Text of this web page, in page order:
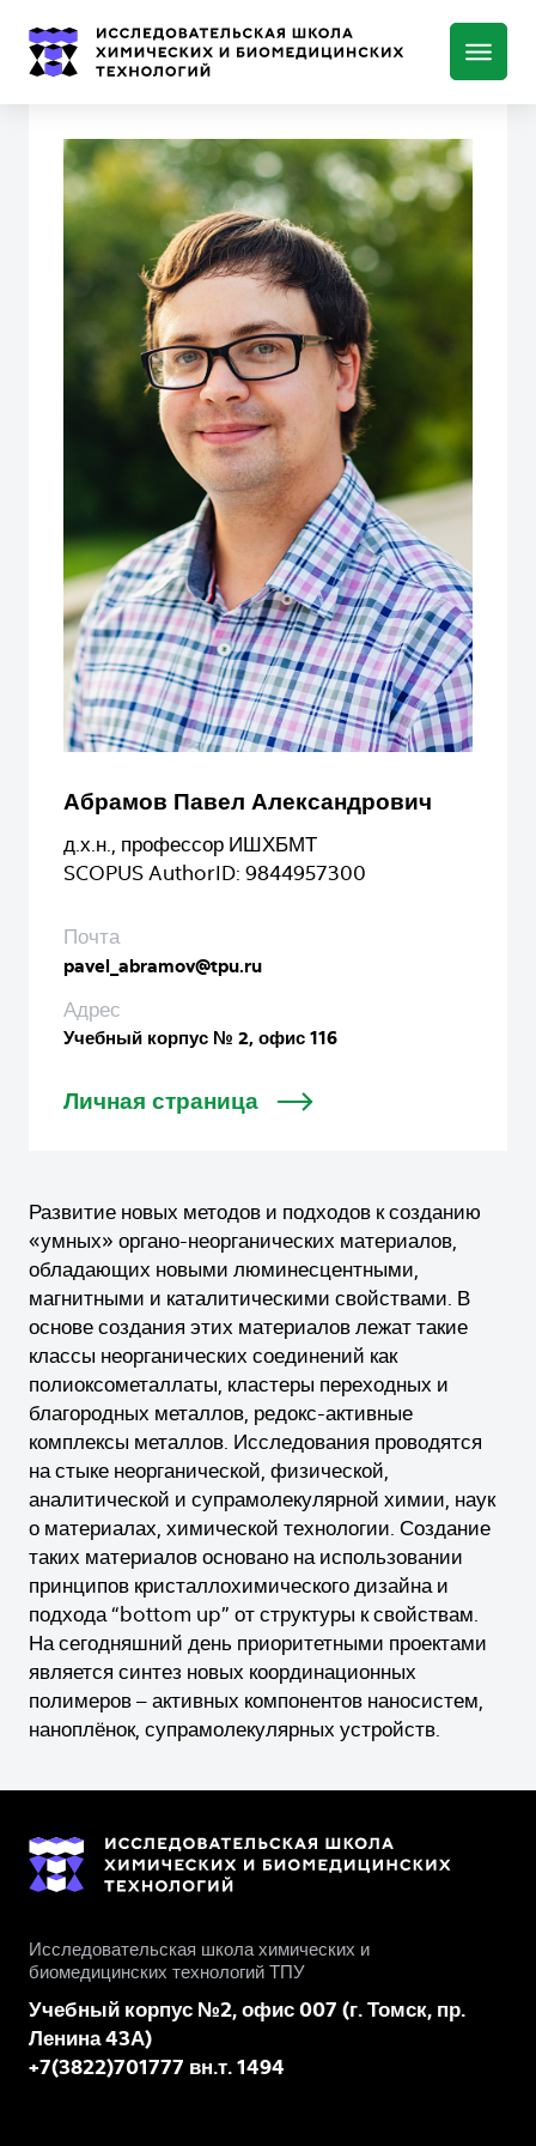
Абрамов Павел Александрович
д.х.н., профессор ИШХБМТ
SCOPUS AuthorID: 9844957300
Почта
pavel_abramov@tpu.ru
Адрес
Учебный корпус № 2, офис 116
Личная страница
Развитие новых методов и подходов к созданию
«умных» органо-неорганических материалов,
обладающих новыми люминесцентными,
магнитными и каталитическими свойствами. В
основе создания этих материалов лежат такие
классы неорганических соединений как
полиоксометаллаты, кластеры переходных и
благородных металлов, редокс-активные
комплексы металлов. Исследования проводятся
на стыке неорганической, физической,
аналитической и супрамолекулярной химии, наук
о материалах, химической технологии. Создание
таких материалов основано на использовании
принципов кристаллохимического дизайна и
подхода “bottom up” от структуры к свойствам.
На сегодняшний день приоритетными проектами
является синтез новых координационных
полимеров – активных компонентов наносистем,
наноплёнок, супрамолекулярных устройств.
Исследовательская школа химических и
биомедицинских технологий ТПУ
Учебный корпус №2, офис 007 (г. Томск, пр.
Ленина 43А)
+7(3822)701777 вн.т. 1494